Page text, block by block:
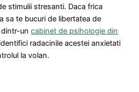
stimulii stresanti. Daca frica
sa te bucuri de libertatea de
dintr-uncabinet de psihologie din
radacinile acestei anxietati
la volan.